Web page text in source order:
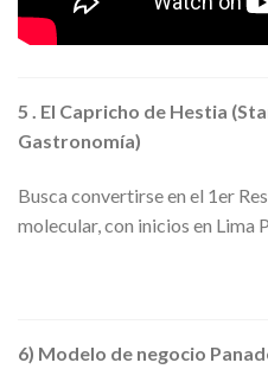
5 . El Capricho de Hestia
Gastronomía)
Busca convertirse en el 1er
molecular, con inicios en Lima
6) Modelo de negocio